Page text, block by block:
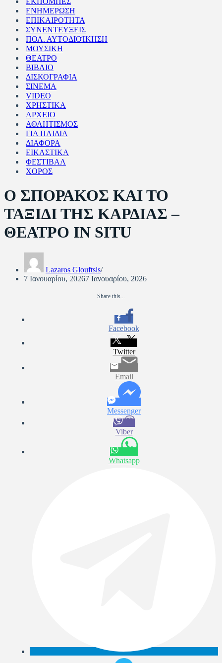
ΕΝΗΜΕΡΩΣΗ
ΕΠΙΚΑΙΡΟΤΗΤΑ
ΣΥΝΕΝΤΕΥΞΕΙΣ
ΠΟΛ. ΑΥΤΟΔΙΟΊΚΗΣΗ
ΜΟΥΣΙΚΗ
ΘΕΑΤΡΟ
ΒΙΒΛΙΟ
ΔΙΣΚΟΓΡΑΦΙΑ
ΣΙΝΕΜΑ
VIDEO
ΧΡΗΣΤΙΚΑ
ΑΡΧΕΙΟ
ΑΘΛΗΤΙΣΜΟΣ
ΓΙΑ ΠΑΙΔΙΑ
ΔΙΑΦΟΡΑ
ΕΙΚΑΣΤΙΚΑ
ΦΕΣΤΙΒΑΛ
ΧΟΡΟΣ
Ο ΣΠΟΡΑΚΟΣ ΚΑΙ ΤΟ
ΤΑΞΙΔΙ ΤΗΣ ΚΑΡΔΙΑΣ –
ΘΕΑΤΡΟ IN SITU
Lazaros Glouftsis
7 Ιανουαρίου, 20267 Ιανουαρίου, 2026
Share this...
Facebook
Twitter
Email
Messenger
Viber
Whatsapp